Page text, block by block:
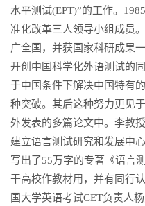
水平测试(EPT)”的工作。
准化改革三人领导小组成员
广全国，并获国家科研成果
开创中国科学化外语测试的
于中国条件下解决中国特有
种突破。其后这种努力更见
外发表的多篇论文中。李教
建立语言测试研究和发展中
写出了55万字的专著《语言
干高校作教材用，并有同行
国大学英语考试CET负责人